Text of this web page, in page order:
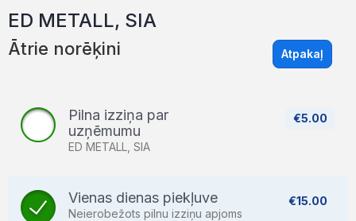
ED METALL, SIA
Ātrie norēķini Atpakaļ
€5.00
Pilna izziņa par
uzņēmumu
ED METALL, SIA
€15.00
Vienas dienas piekļuve
Neierobežots pilnu izziņu apjoms